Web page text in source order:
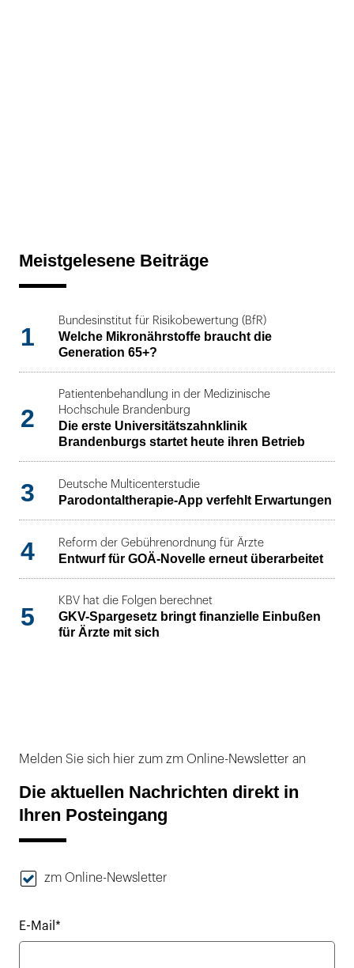
Meistgelesene Beiträge
1
Bundesinstitut für Risikobewertung (BfR)
Welche Mikronährstoffe braucht die
Generation 65+?
2
Patientenbehandlung in der Medizinische
Hochschule Brandenburg
Die erste Universitätszahnklinik
Brandenburgs startet heute ihren Betrieb
3 Deutsche Multicenterstudie
Parodontaltherapie-App verfehlt Erwartungen
4 Reform der Gebührenordnung für Ärzte
Entwurf für GOÄ-Novelle erneut überarbeitet
5
KBV hat die Folgen berechnet
GKV-Spargesetz bringt finanzielle Einbußen
für Ärzte mit sich
Melden Sie sich hier zum zm Online-Newsletter an
Die aktuellen Nachrichten direkt in
Ihren Posteingang
zm Online-Newsletter
E-Mail*